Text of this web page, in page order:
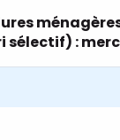
sélectif) :